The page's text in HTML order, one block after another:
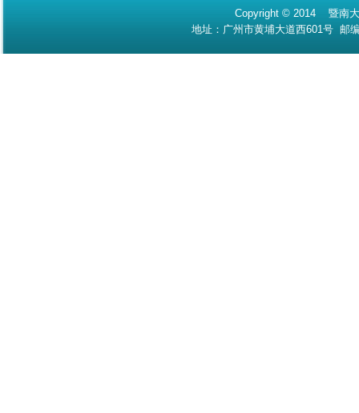
Copyright © 2014 暨南
地址：广州市黄埔大道西601号 邮